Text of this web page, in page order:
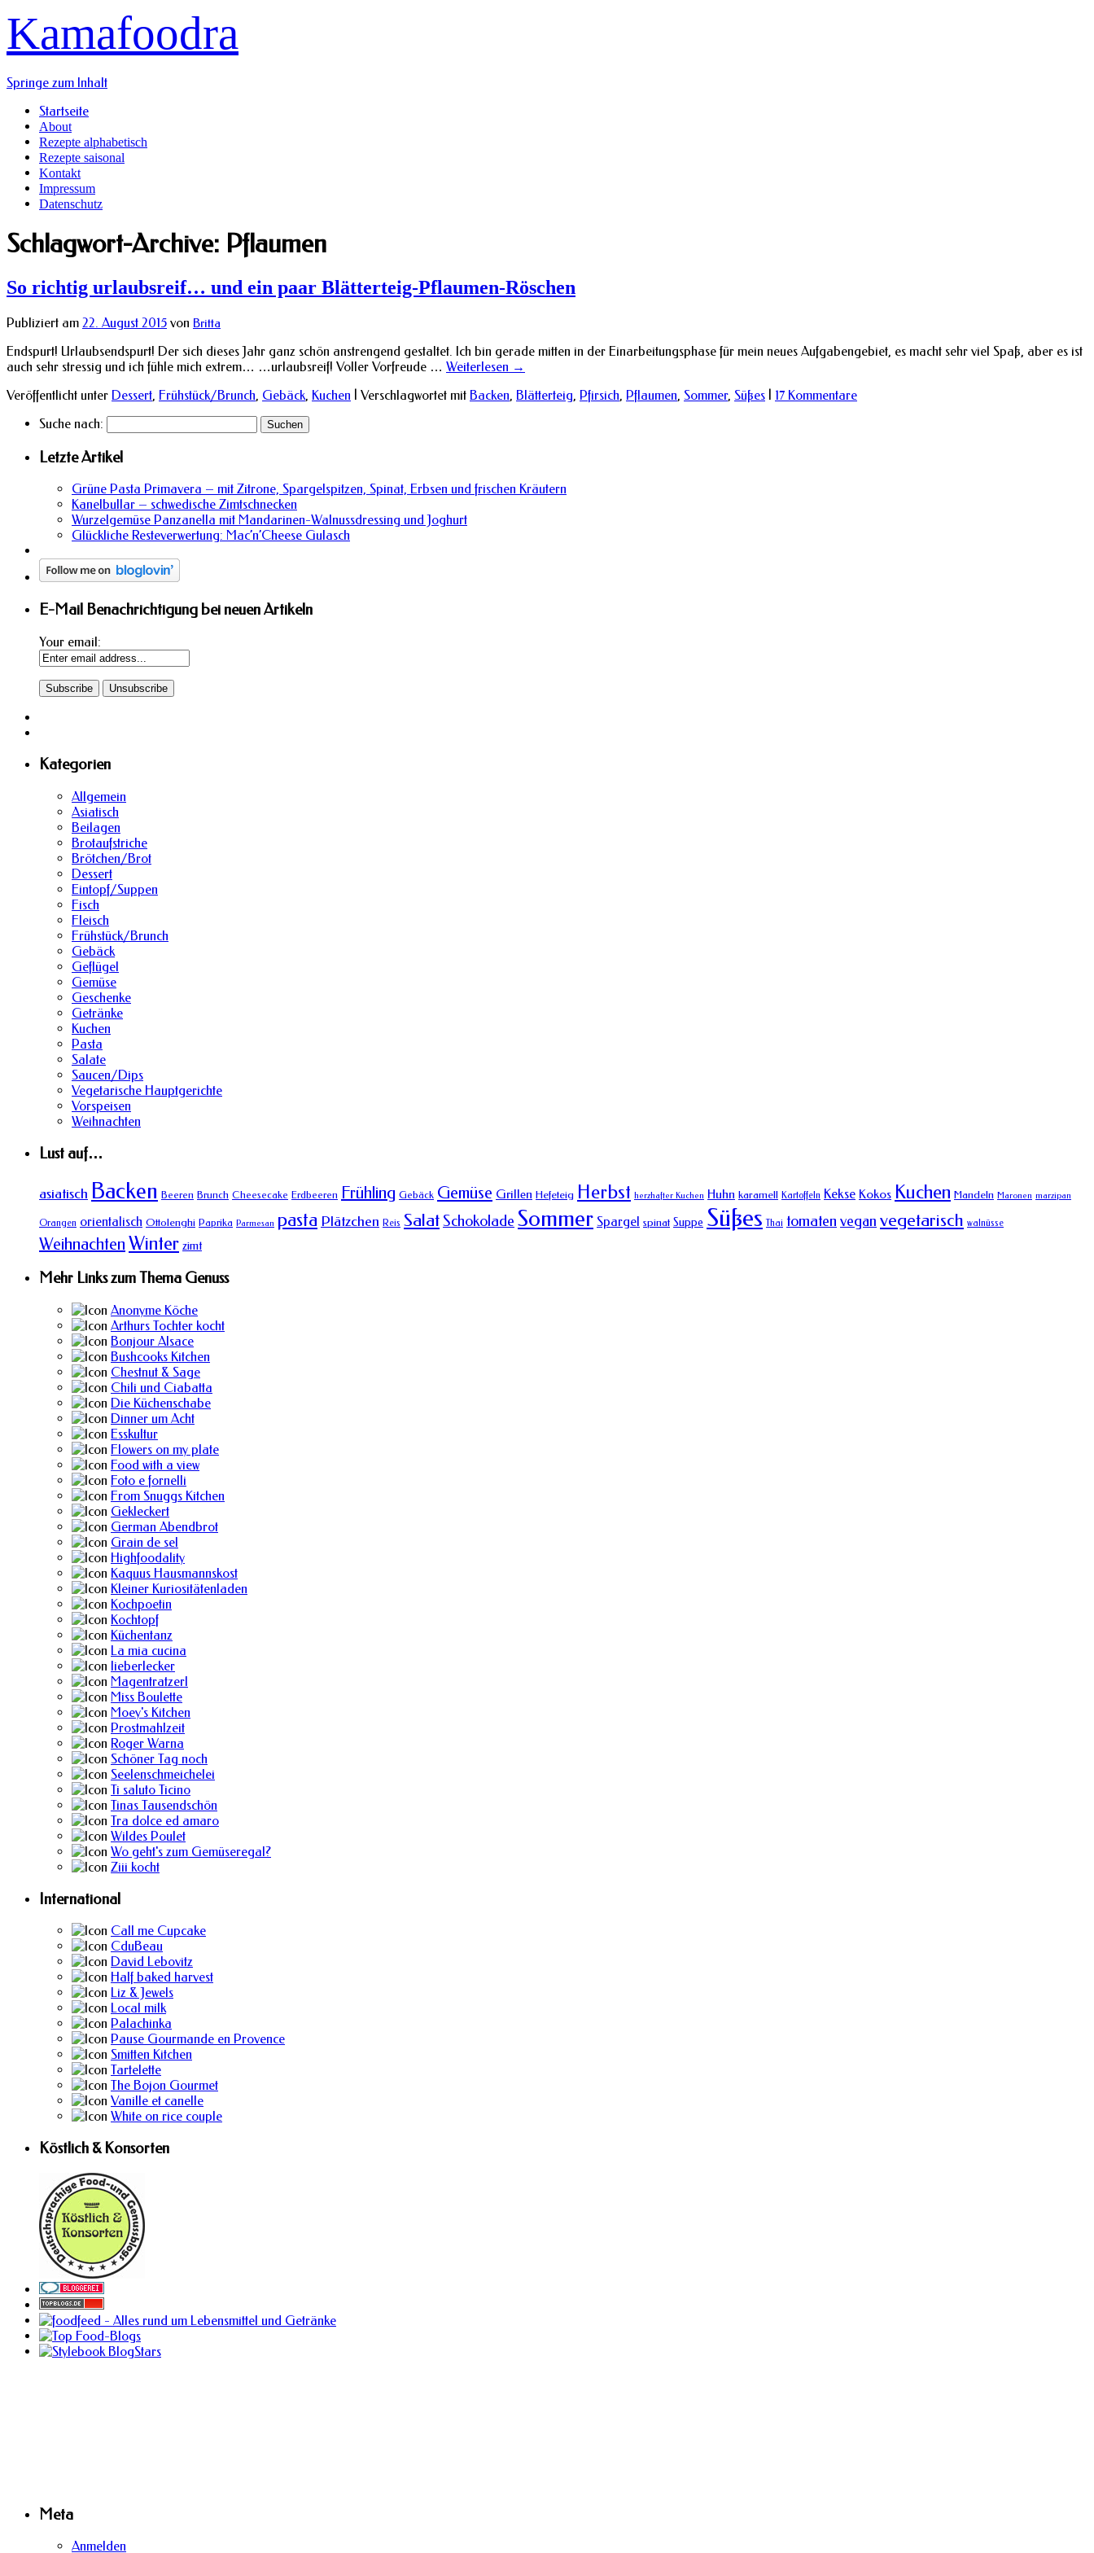
Kamafoodra
Springe zum Inhalt
Startseite
About
Rezepte alphabetisch
Rezepte saisonal
Kontakt
Impressum
Datenschutz
Schlagwort-Archive: Pflaumen
So richtig urlaubsreif… und ein paar Blätterteig-Pflaumen-Röschen
Publiziert am 22. August 2015 von Britta
Endspurt! Urlaubsendspurt! Der sich dieses Jahr ganz schön anstrengend gestaltet. Ich bin gerade mitten in der Einarbeitungsphase für mein neues Aufgabengebiet, es macht sehr viel Spaß, aber es ist
auch sehr stressig und ich fühle mich extrem… …urlaubsreif! Voller Vorfreude … Weiterlesen →
Veröffentlicht unter Dessert, Frühstück/Brunch, Gebäck, Kuchen Verschlagwortet mit Backen, Blätterteig, Pfirsich, Pflaumen, Sommer, Süßes
17 Kommentare
Suche nach:
Letzte Artikel
Grüne Pasta Primavera – mit Zitrone, Spargelspitzen, Spinat, Erbsen und frischen Kräutern
Kanelbullar – schwedische Zimtschnecken
Wurzelgemüse Panzanella mit Mandarinen-Walnussdressing und Joghurt
Glückliche Resteverwertung: Mac’n’Cheese Gulasch
E-Mail Benachrichtigung bei neuen Artikeln
Your email:
Kategorien
Allgemein
Asiatisch
Beilagen
Brotaufstriche
Brötchen/Brot
Dessert
Eintopf/Suppen
Fisch
Fleisch
Frühstück/Brunch
Gebäck
Geflügel
Gemüse
Geschenke
Getränke
Kuchen
Pasta
Salate
Saucen/Dips
Vegetarische Hauptgerichte
Vorspeisen
Weihnachten
Lust auf…
asiatisch Backen Beeren Brunch Cheesecake Erdbeeren Frühling Gebäck Gemüse Grillen Hefeteig Herbst herzhafter Kuchen Huhn karamell Kartoffeln Kekse Kokos Kuchen Mandeln Maronen marzipan
Orangen orientalisch Ottolenghi Paprika Parmesan pasta Plätzchen Reis SalatSchokolade Sommer Spargel spinat Suppe Süßes Thai tomaten vegan vegetarisch walnüsse
Weihnachten Winter zimt
Mehr Links zum Thema Genuss
Anonyme Köche
Arthurs Tochter kocht
Bonjour Alsace
Bushcooks Kitchen
Chestnut & Sage
Chili und Ciabatta
Die Küchenschabe
Dinner um Acht
Esskultur
Flowers on my plate
Food with a view
Foto e fornelli
From Snuggs Kitchen
Gekleckert
German Abendbrot
Grain de sel
Highfoodality
Kaquus Hausmannskost
Kleiner Kuriositätenladen
Kochpoetin
Kochtopf
Küchentanz
La mia cucina
lieberlecker
Magentratzerl
Miss Boulette
Moey's Kitchen
Prostmahlzeit
Roger Warna
Schöner Tag noch
Seelenschmeichelei
Ti saluto Ticino
Tinas Tausendschön
Tra dolce ed amaro
Wildes Poulet
Wo geht's zum Gemüseregal?
Ziii kocht
International
Call me Cupcake
CduBeau
David Lebovitz
Half baked harvest
Liz & Jewels
Local milk
Palachinka
Pause Gourmande en Provence
Smitten Kitchen
Tartelette
The Bojon Gourmet
Vanille et canelle
White on rice couple
Köstlich & Konsorten
Meta
Anmelden